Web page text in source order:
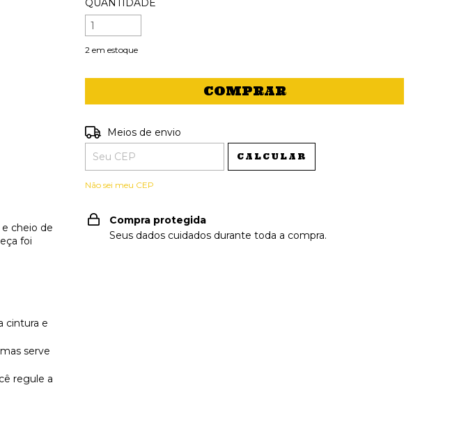
cheio de
foi
cintura e
serve
regule a
QUANTIDADE
2 em estoque
Entregas para o CEP:
Meios de envio
CALCULAR
Não sei meu CEP
Compra protegida
Seus dados cuidados durante toda a compra.